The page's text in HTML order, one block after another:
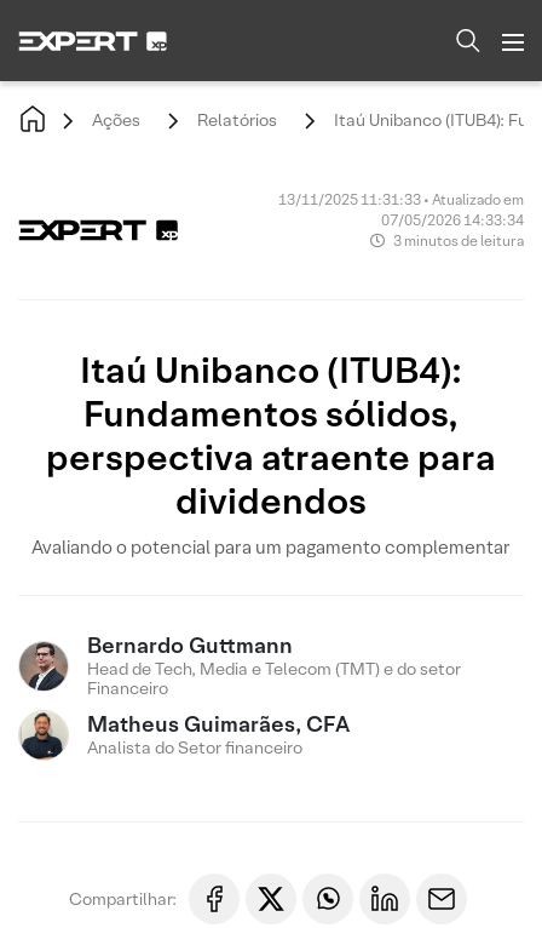
Ações Relatórios Itaú Unibanco (ITUB4):
13/11/2025 11:31:33 • Atualizado em
07/05/2026 14:33:34
3 minutos de leitura
Itaú Unibanco (ITUB4):
Fundamentos sólidos,
perspectiva atraente para
dividendos
Avaliando o potencial para um pagamento complementar
Bernardo Guttmann
Head de Tech, Media e Telecom (TMT) e do setor
Financeiro
Matheus Guimarães, CFA
Analista do Setor financeiro
Compartilhar: